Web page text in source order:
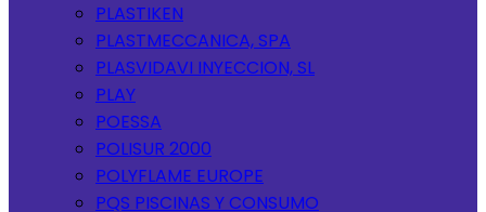
PLASTIKEN
PLASTMECCANICA, SPA
PLASVIDAVI INYECCION, SL
PLAY
POESSA
POLISUR 2000
POLYFLAME EUROPE
PQS PISCINAS Y CONSUMO